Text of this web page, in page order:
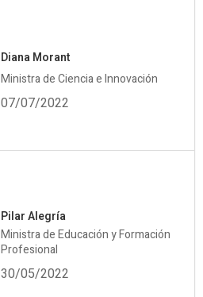
Diana Morant
Ministra de Ciencia e Innovación
07/07/2022
Pilar Alegría
Ministra de Educación y Formación
Profesional
30/05/2022